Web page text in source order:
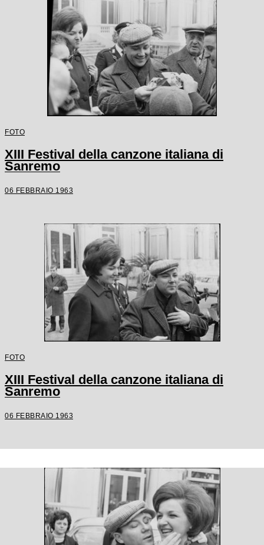
FOTO
XIII Festival della canzone italiana di
Sanremo
06 FEBBRAIO 1963
FOTO
XIII Festival della canzone italiana di
Sanremo
06 FEBBRAIO 1963